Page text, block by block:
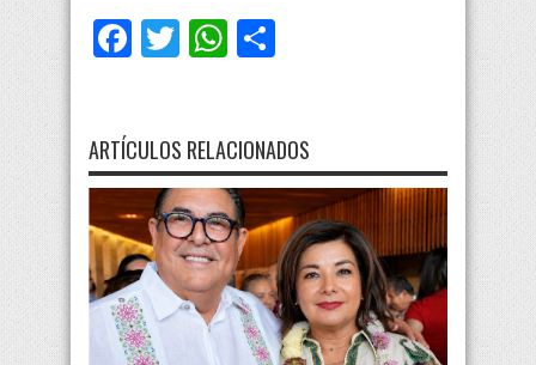
Facebook
TwitterWhatsApp
ARTÍCULOS RELACIONADOS